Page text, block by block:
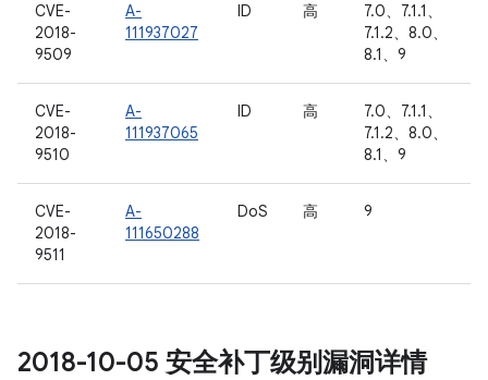
CVE-
2018-
9509
A-
111937027
ID 高
7.0、7.1.1、
7.1.2、8.0、
8.1、9
CVE-
2018-
9510
A-
111937065
ID 高
7.0、7.1.1、
7.1.2、8.0、
8.1、9
CVE-
2018-
9511
A-
111650288
DoS 高 9
2018-10-05 安全补丁级别漏洞详情